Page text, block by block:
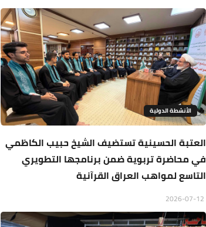
الأنشطة الدولية
العتبة الحسينية تستضيف الشيخ حبيب الكاظمي
في محاضرة تربوية ضمن برنامجها التطويري
التاسع لمواهب العراق القرآنية